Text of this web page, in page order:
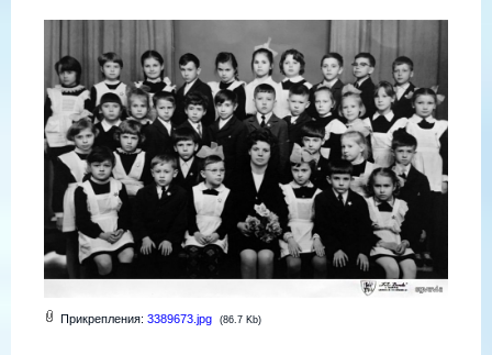
Прикрепления: 3389673.jpg (86.7 Kb)